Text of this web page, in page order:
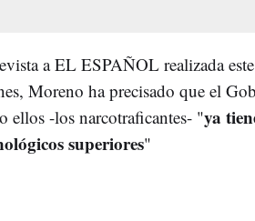
a EL ESPAÑOL realizada
Moreno ha precisado que el
ellos -los narcotraficantes- "ya
superiores"